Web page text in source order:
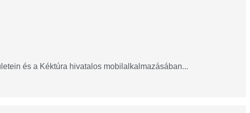
és a Kéktúra hivatalos mobilalkalmazásában...